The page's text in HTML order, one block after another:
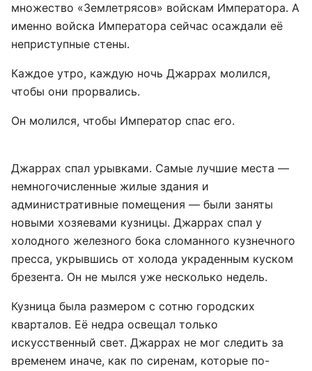
множество «Землетрясов» войскам Императора. А
именно войска Императора сейчас осаждали её
неприступные стены.
Каждое утро, каждую ночь Джаррах молился,
чтобы они прорвались.
Он молился, чтобы Император спас его.
Джаррах спал урывками. Самые лучшие места —
немногочисленные жилые здания и
административные помещения — были заняты
новыми хозяевами кузницы. Джаррах спал у
холодного железного бока сломанного кузнечного
пресса, укрывшись от холода украденным куском
брезента. Он не мылся уже несколько недель.
Кузница была размером с сотню городских
кварталов. Её недра освещал только
искусственный свет. Джаррах не мог следить за
временем иначе, как по сиренам, которые по-